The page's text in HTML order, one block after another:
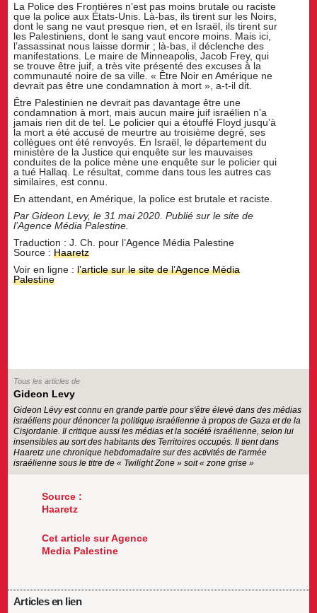
La Police des Frontières n’est pas moins brutale ou raciste
que la police aux États-Unis. Là-bas, ils tirent sur les Noirs,
dont le sang ne vaut presque rien, et en Israël, ils tirent sur
les Palestiniens, dont le sang vaut encore moins. Mais ici,
l’assassinat nous laisse dormir ; là-bas, il déclenche des
manifestations. Le maire de Minneapolis, Jacob Frey, qui
se trouve être juif, a très vite présenté des excuses à la
communauté noire de sa ville. « Être Noir en Amérique ne
devrait pas être une condamnation à mort », a-t-il dit.
Être Palestinien ne devrait pas davantage être une
condamnation à mort, mais aucun maire juif israélien n’a
jamais rien dit de tel. Le policier qui a étouffé Floyd jusqu’à
la mort a été accusé de meurtre au troisième degré, ses
collègues ont été renvoyés. En Israël, le département du
ministère de la Justice qui enquête sur les mauvaises
conduites de la police mène une enquête sur le policier qui
a tué Hallaq. Le résultat, comme dans tous les autres cas
similaires, est connu.
En attendant, en Amérique, la police est brutale et raciste.
Par Gideon Levy, le 31 mai 2020. Publié sur le site de
l’Agence Média Palestine.
Traduction : J. Ch. pour l’Agence Média Palestine
Source :Haaretz
Voir en ligne :l’article sur le site de l’Agence Média
Palestine
Tous les articles de
Gideon Levy
Gideon Lévy est connu en grande partie pour s'être élevé dans des médias
israéliens pour dénoncer la politique israélienne à propos de Gaza et de la
Cisjordanie. Il critique aussi les médias et la société israélienne, selon lui
insensibles au sort des habitants des Territoires occupés. Il tient dans
Haaretz une chronique hebdomadaire sur des activités de l'armée
israélienne sous le titre de « Twilight Zone » soit « zone grise »
Source :
Haaretz
Cet article sur Agence
Media Palestine
Articles en lien